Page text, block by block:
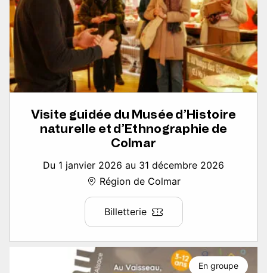
Visite guidée du Musée d’Histoire
naturelle et d’Ethnographie de
Colmar
Du 1 janvier 2026 au 31 décembre 2026
Région de Colmar
Billetterie
En groupe